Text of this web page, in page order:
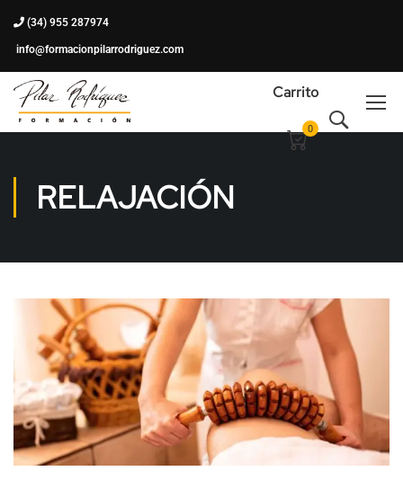
(34) 955 287974
info@formacionpilarrodriguez.com
Carrito
0
RELAJACIÓN